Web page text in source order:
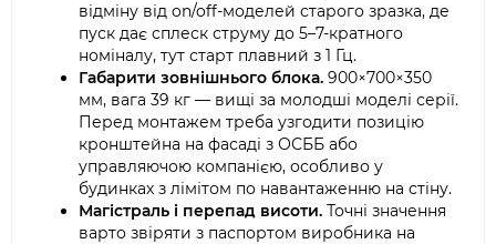
відміну від on/off-моделей старого зразка, де
пуск дає сплеск струму до 5–7-кратного
номіналу, тут старт плавний з 1 Гц.
Габарити зовнішнього блока. 900×700×350
мм, вага 39 кг — вищі за молодші моделі серії.
Перед монтажем треба узгодити позицію
кронштейна на фасаді з ОСББ або
управляючою компанією, особливо у
будинках з лімітом по навантаженню на стіну.
Магістраль і перепад висоти. Точні значення
варто звіряти з паспортом виробника на